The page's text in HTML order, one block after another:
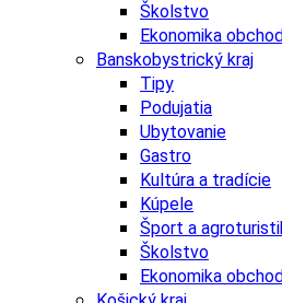
Školstvo
Ekonomika
Banskobystrický kraj
Tipy
Podujatia
Ubytovanie
Gastro
Kultúra a tradície
Kúpele
Šport a
Školstvo
Ekonomika